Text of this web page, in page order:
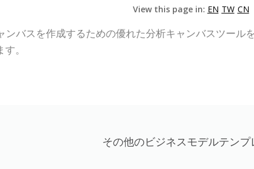
View this page in: EN TW CN
ンバスを作成するための優れた分析キャンバスツー
。
その他のビジネスモデルテンプ